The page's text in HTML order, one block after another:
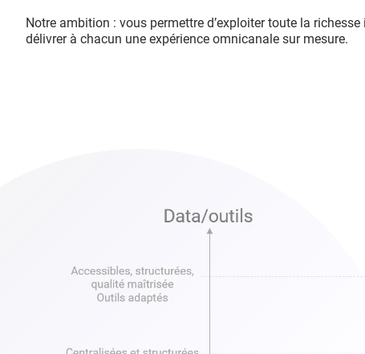
Notre ambition : vous permettre d’exploiter toute la
délivrer à chacun une expérience omnicanale sur mesure.